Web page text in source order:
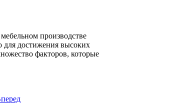
производстве
для достижения высоких
факторов, которые